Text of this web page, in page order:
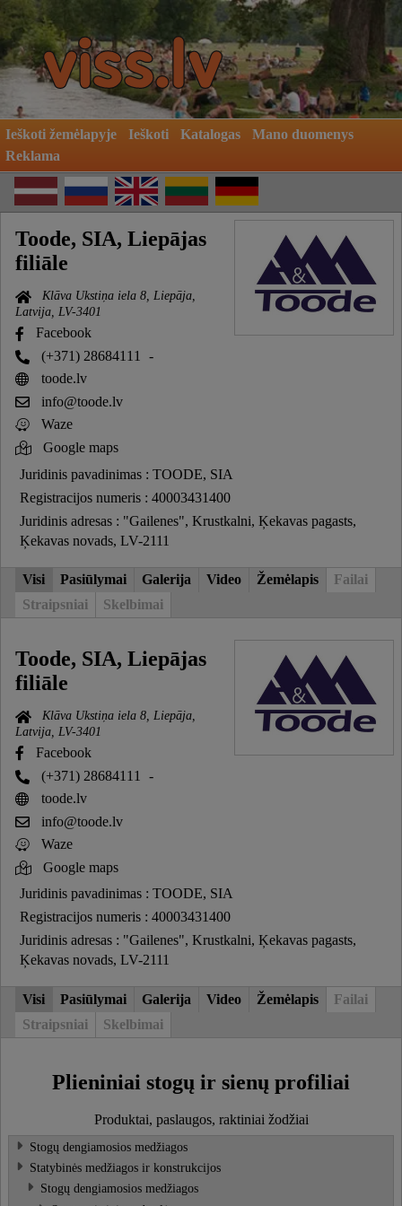
Ieškoti žemėlapyje Ieškoti Katalogas
Mano duomenys
Reklama
Toode, SIA, Liepājas
filiāle
Klāva Ukstiņa iela 8, Liepāja,
Latvija, LV-3401
Facebook
(+371) 28684111
-
toode.lv
info@toode.lv
Waze
Google maps
Juridinis pavadinimas : TOODE, SIA
Registracijos numeris : 40003431400
Juridinis adresas : "Gailenes", Krustkalni, Ķekavas pagasts,
Ķekavas novads, LV-2111
Visi Pasiūlymai Galerija Video Žemėlapis
Failai
Straipsniai
Skelbimai
Toode, SIA, Liepājas
filiāle
Klāva Ukstiņa iela 8, Liepāja,
Latvija, LV-3401
Facebook
(+371) 28684111
-
toode.lv
info@toode.lv
Waze
Google maps
Juridinis pavadinimas : TOODE, SIA
Registracijos numeris : 40003431400
Juridinis adresas : "Gailenes", Krustkalni, Ķekavas pagasts,
Ķekavas novads, LV-2111
Visi Pasiūlymai Galerija Video Žemėlapis
Failai
Straipsniai
Skelbimai
Plieniniai stogų ir sienų profiliai
Produktai, paslaugos, raktiniai žodžiai
Stogų dengiamosios medžiagos
Statybinės medžiagos ir konstrukcijos
Stogų dengiamosios medžiagos